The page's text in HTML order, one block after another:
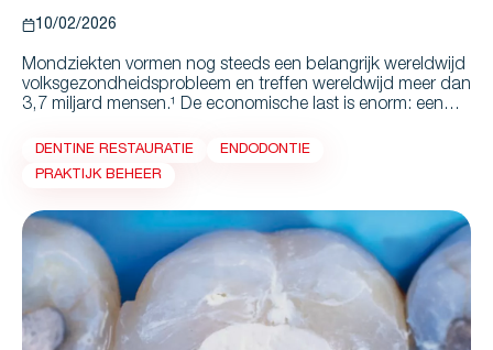
10/02/2026
Mondziekten vormen nog steeds een belangrijk wereldwijd
volksgezondheidsprobleem en treffen wereldwijd meer dan
3,7 miljard mensen.¹ De economische last is enorm: een
aandoeningen op 710 miljard USD in 2019.² Slechts
54,5% daarvan (387 miljard USD) werd toegeschreven aan
DENTINE RESTAURATIE
ENDODONTIE
PRAKTIJK BEHEER